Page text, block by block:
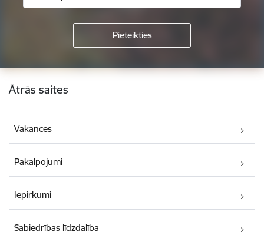
Kājene
Ātrās saites
Vakances
Pakalpojumi
Iepirkumi
Sabiedrības līdzdalība